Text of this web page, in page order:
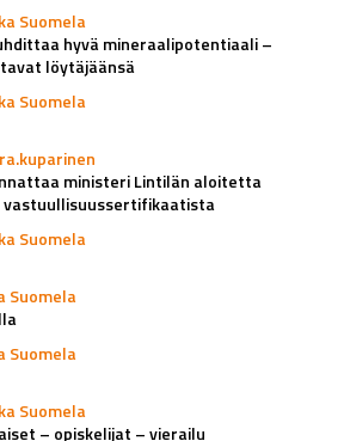
Suomela
hyvä mineraalipotentiaali –
löytäjäänsä
Suomela
ministeri Lintilän aloitetta
Suomela
Suomela
Suomela
Suomela
– opiskelijat – vierailu